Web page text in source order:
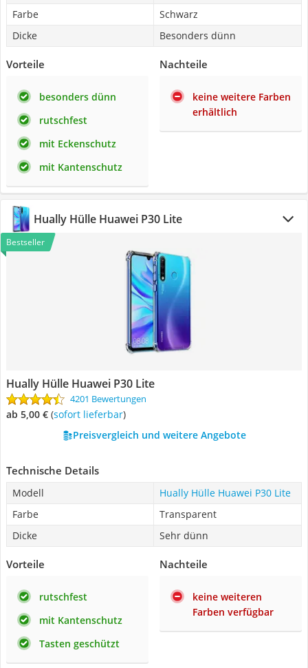
Farbe
Schwarz
Dicke
Besonders dünn
Vorteile
besonders dünn
rutschfest
mit Eckenschutz
mit Kantenschutz
Nachteile
keine weitere Farben
erhältlich
Hually Hülle Huawei P30 Lite
Bestseller
Hually Hülle Huawei P30 Lite
4201 Bewertungen
ab 5,00 € ( Sofort lieferbar)
Preisvergleich und weitere Angebote
Technische Details
Modell
Hually Hülle Huawei P30 Lite
Farbe
Transparent
Dicke
Sehr dünn
Vorteile
rutschfest
mit Kantenschutz
Tasten geschützt
Nachteile
keine weiteren
Farben verfügbar